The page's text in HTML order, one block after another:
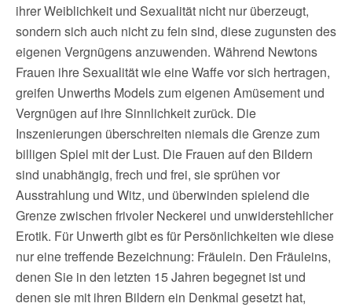
ihrer Weiblichkeit und Sexualität nicht nur überzeugt,
sondern sich auch nicht zu fein sind, diese zugunsten des
eigenen Vergnügens anzuwenden. Während Newtons
Frauen ihre Sexualität wie eine Waffe vor sich hertragen,
greifen Unwerths Models zum eigenen Amüsement und
Vergnügen auf ihre Sinnlichkeit zurück. Die
Inszenierungen überschreiten niemals die Grenze zum
billigen Spiel mit der Lust. Die Frauen auf den Bildern
sind unabhängig, frech und frei, sie sprühen vor
Ausstrahlung und Witz, und überwinden spielend die
Grenze zwischen frivoler Neckerei und unwiderstehlicher
Erotik. Für Unwerth gibt es für Persönlichkeiten wie diese
nur eine treffende Bezeichnung: Fräulein. Den Fräuleins,
denen Sie in den letzten 15 Jahren begegnet ist und
denen sie mit ihren Bildern ein Denkmal gesetzt hat,